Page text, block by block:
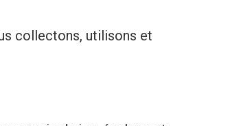
collectons, utilisons et